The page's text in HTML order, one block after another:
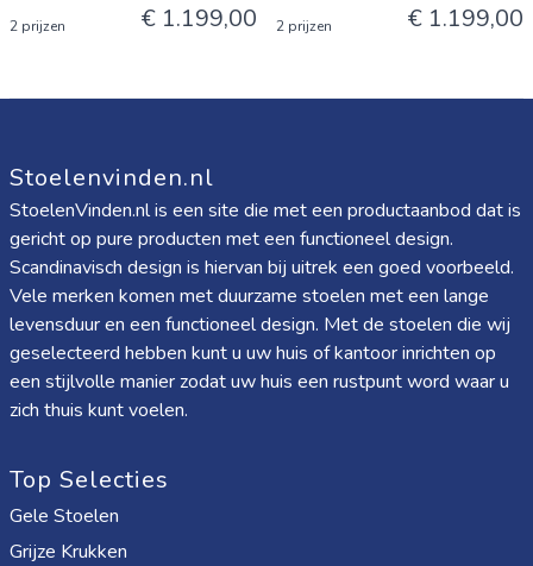
2 prijzen € 1.199,00 2 prijzen € 1.199,00
Stoelenvinden.nl
StoelenVinden.nl is een site die met een productaanbod dat is
gericht op pure producten met een functioneel design.
Scandinavisch design is hiervan bij uitrek een goed voorbeeld.
Vele merken komen met duurzame stoelen met een lange
levensduur en een functioneel design. Met de stoelen die wij
geselecteerd hebben kunt u uw huis of kantoor inrichten op
een stijlvolle manier zodat uw huis een rustpunt word waar u
zich thuis kunt voelen.
Top Selecties
Gele Stoelen
Grijze Krukken